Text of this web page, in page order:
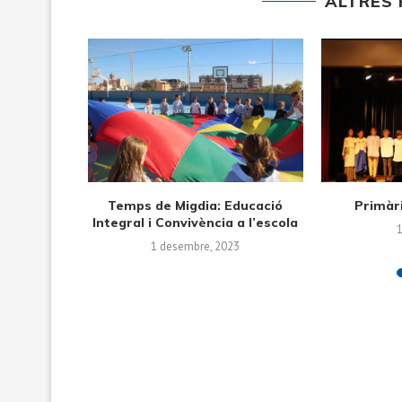
Els alumnes de Cicle Inicial
treballen la tardor...
12 desembre, 2022
Visita a